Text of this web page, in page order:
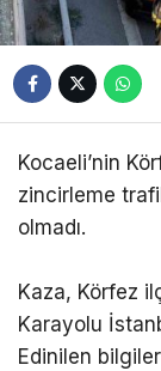
Kocaeli’nin
zincirleme
olmadı.
Kaza, Körfez
Karayolu
Edinilen